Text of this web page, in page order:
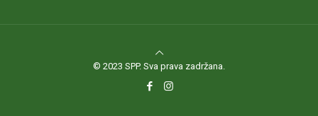
© 2023 SPP. Sva prava zadržana.